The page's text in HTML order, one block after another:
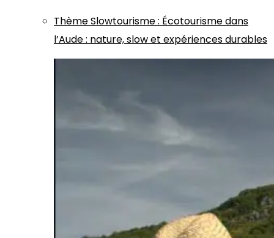
ThèmeSlowtourisme: Écotourisme dans
l’Aude : nature, slow et expériences durables